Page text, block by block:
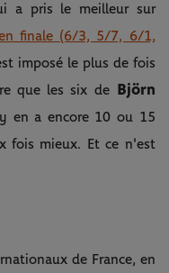
a pris le meilleur sur
finale (6/3, 5/7, 6/1,
imposé le plus de fois
que les six deBjörn
en a encore 10 ou 15
fois mieux. Et ce n'est
de France, en